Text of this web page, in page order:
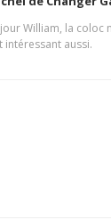
William, la coloc
intéressant aussi.